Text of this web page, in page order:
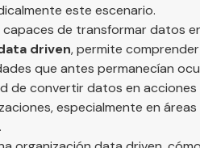
este escenario.
de transformar datos
driven, permite
que antes permanecían
de convertir datos en acciones
especialmente en